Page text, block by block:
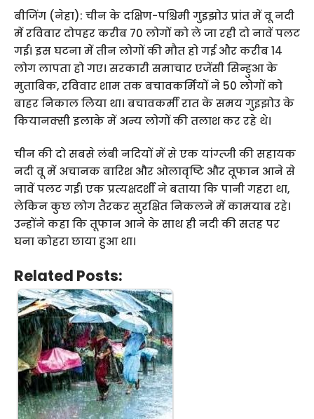
बीजिंग (नेहा): चीन के दक्षिण-पश्चिमी गुइझोउ प्रांत में वू नदी
में रविवार दोपहर करीब 70 लोगों को ले जा रही दो नावें पलट
गईं। इस घटना में तीन लोगों की मौत हो गई और करीब 14
लोग लापता हो गए। सरकारी समाचार एजेंसी सिन्हुआ के
मुताबिक, रविवार शाम तक बचावकर्मियों ने 50 लोगों को
बाहर निकाल लिया था। बचावकर्मी रात के समय गुइझोउ के
कियानक्सी इलाके में अन्य लोगों की तलाश कर रहे थे।
चीन की दो सबसे लंबी नदियों में से एक यांग्त्जी की सहायक
नदी वू में अचानक बारिश और ओलावृष्टि और तूफान आने से
नावें पलट गईं। एक प्रत्यक्षदर्शी ने बताया कि पानी गहरा था,
लेकिन कुछ लोग तैरकर सुरक्षित निकलने में कामयाब रहे।
उन्होंने कहा कि तूफान आने के साथ ही नदी की सतह पर
घना कोहरा छाया हुआ था।
Related Posts: